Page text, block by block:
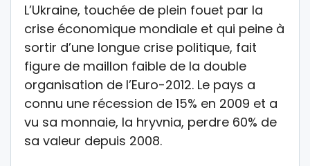
L’Ukraine, touchée de plein fouet par la
crise économique mondiale et qui peine à
sortir d’une longue crise politique, fait
figure de maillon faible de la double
organisation de l’Euro-2012. Le pays a
connu une récession de 15% en 2009 et a
vu sa monnaie, la hryvnia, perdre 60% de
sa valeur depuis 2008.